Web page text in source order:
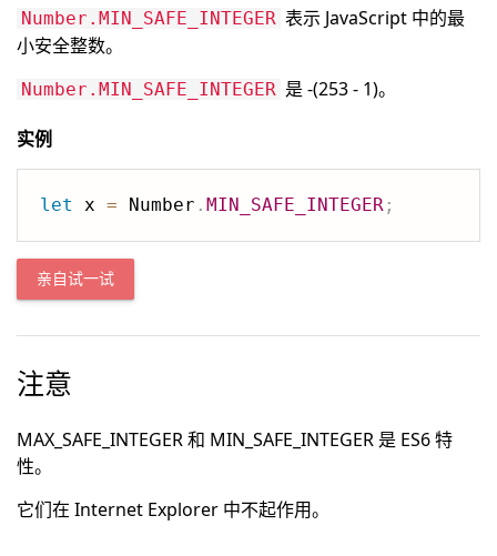
Number.MIN_SAFE_INTEGER 表示 JavaScript 中的最
小安全整数。
Number.MIN_SAFE_INTEGER 是 -(253 - 1)。
实例
let x = Number . MIN_SAFE_INTEGER ;
亲自试一试
注意
MAX_SAFE_INTEGER 和 MIN_SAFE_INTEGER 是 ES6 特
性。
它们在 Internet Explorer 中不起作用。